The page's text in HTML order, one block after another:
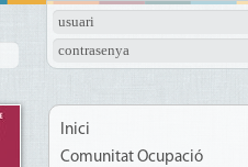
usuari
contrasenya
Inici
Comunitat Ocupació